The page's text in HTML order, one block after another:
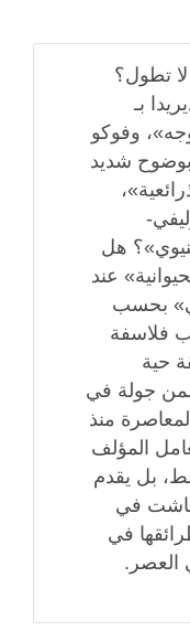
لا تطول؟
بـ
وفوكو
بوضوح شديد
هل
عند
بحسب
فلاسفة
حية
جولة في
منذ
المؤلف
بل يقدم
في
في
العصر.